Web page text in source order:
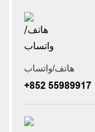
هاتف/واتساب
+852 55989917